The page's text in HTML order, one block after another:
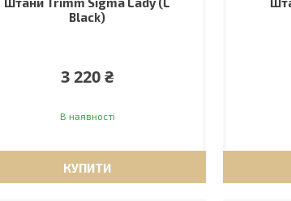
Black)
3 220 ₴
В наявності
КУПИТИ